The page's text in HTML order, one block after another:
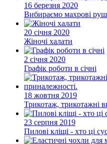
16 березня 2020
Вибираємо махрові
20 січня 2020
Жіночі халати
2 січня 2020
Графік роботи в січні
18 жовтня 2019
Трикотаж, трикотажні
23 серпня 2019
Пилові кліщі - хто ці